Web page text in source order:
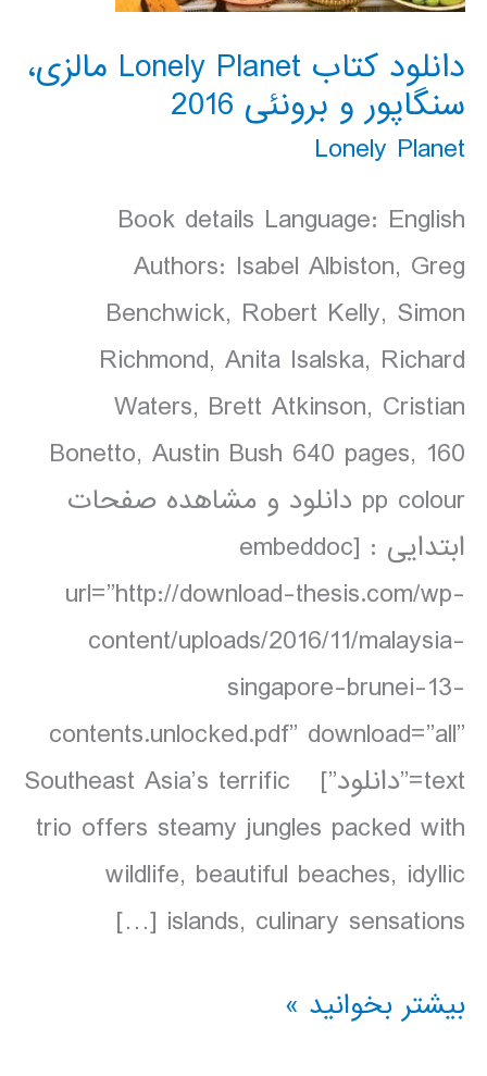
دانلود کتاب Lonely Planet مالزی،
سنگاپور و برونئی 2016
Lonely Planet
Book details Language: English
Authors: Isabel Albiston, Greg
Benchwick, Robert Kelly, Simon
Richmond, Anita Isalska, Richard
Waters, Brett Atkinson, Cristian
Bonetto, Austin Bush 640 pages, 160
pp colour دانلود و مشاهده صفحات
ابتدایی : [embeddoc
url=”http://download-thesis.com/wp-
content/uploads/2016/11/malaysia-
singapore-brunei-13-
contents.unlocked.pdf” download=”all”
text=”دانلود”] Southeast Asia’s terrific
trio offers steamy jungles packed with
wildlife, beautiful beaches, idyllic
islands, culinary sensations […]
دانلود
بیشتر بخوانید »